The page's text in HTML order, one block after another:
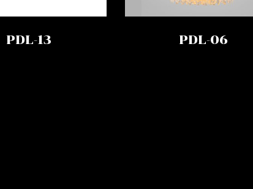
PDL-13 PDL-06